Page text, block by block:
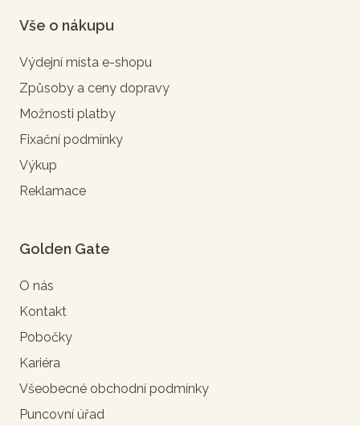
Vše o nákupu
Výdejní místa e-shopu
Způsoby a ceny dopravy
Možnosti platby
Fixační podmínky
Výkup
Reklamace
Golden Gate
O nás
Kontakt
Pobočky
Kariéra
Všeobecné obchodní podmínky
Puncovní úřad